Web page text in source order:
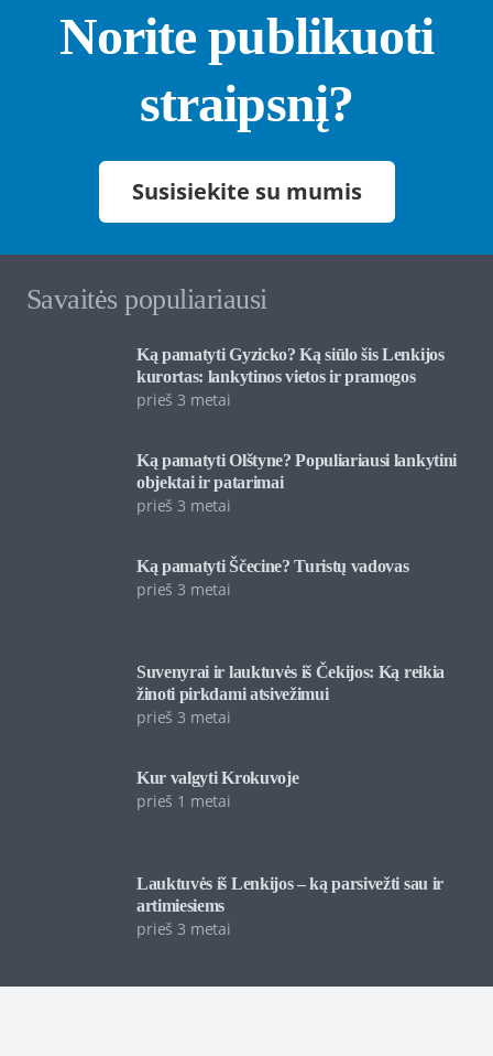
Norite publikuoti
straipsnį?
Susisiekite su mumis
Savaitės populiariausi
Ką pamatyti Gyzicko? Ką siūlo šis Lenkijos
kurortas: lankytinos vietos ir pramogos
prieš 3 metai
Ką pamatyti Olštyne? Populiariausi lankytini
objektai ir patarimai
prieš 3 metai
Ką pamatyti Ščecine? Turistų vadovas
prieš 3 metai
Suvenyrai ir lauktuvės iš Čekijos: Ką reikia
žinoti pirkdami atsivežimui
prieš 3 metai
Kur valgyti Krokuvoje
prieš 1 metai
Lauktuvės iš Lenkijos – ką parsivežti sau ir
artimiesiems
prieš 3 metai